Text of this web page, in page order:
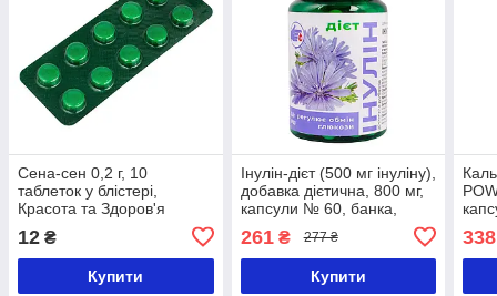
Сена-сен 0,2 г, 10
таблеток у блістері,
Красота та Здоров'я
12 ₴
Купити
Інулін-дієт (500 мг інуліну),
добавка дієтична, 800 мг,
капсули № 60, банка,
261₴ 277 ₴
Купити
338